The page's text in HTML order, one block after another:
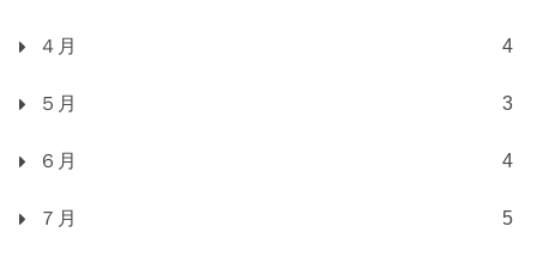
４月 4
５月 3
６月 4
７月 5